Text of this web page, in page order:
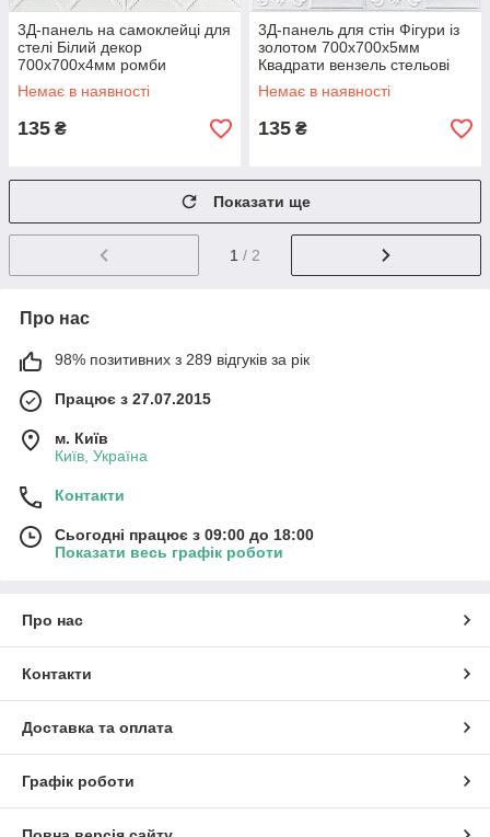
3Д-панель на самоклейці для
стелі Білий декор
700x700x4мм ромби
геометрія стельові панелі
касетони SW-00001351
Немає в наявності
135 ₴
3Д-панель для стін Фігури із
золотом 700x700x5мм
Квадрати вензель стельові
панелі касетон (314) SW-
00000755
Немає в наявності
135 ₴
Показати ще
1 / 2
Про нас
98% позитивних з 289 відгуків за рік
Працює з 27.07.2015
м. Київ
Київ, Україна
Контакти
Сьогодні працює з 09:00 до 18:00
Показати весь графік роботи
Про нас
Контакти
Доставка та оплата
Графік роботи